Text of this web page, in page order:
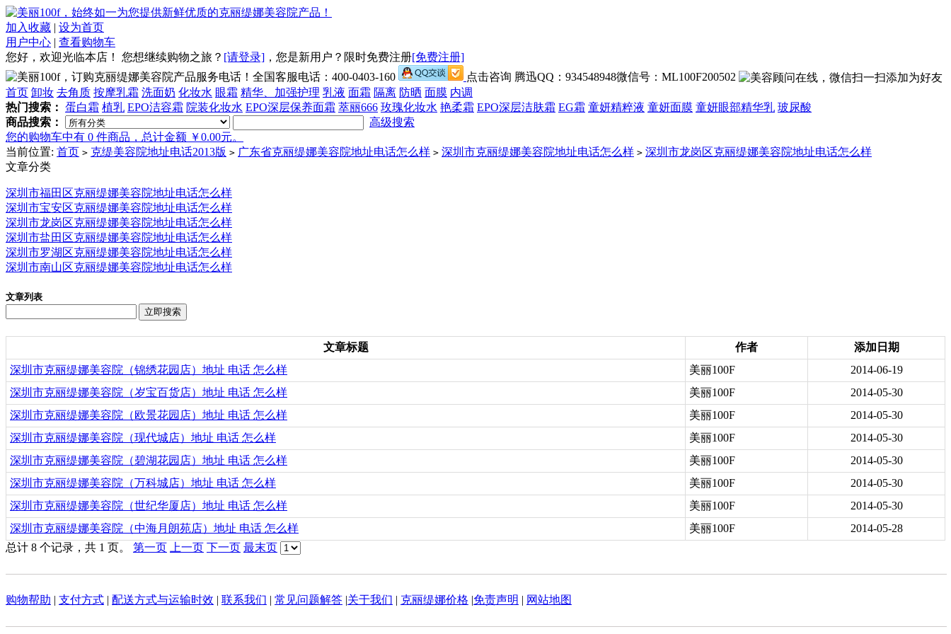
加入收藏 | 设为首页
用户中心 | 查看购物车
您好，欢迎光临本店！ 您想继续购物之旅？ [请登录] ， 您是新用户？限时免费注册[免费注册]
全国客服电话：400-0403-160
点击咨询 腾迅QQ：934548948微信号：ML100F200502
首页 卸妆 去角质 按摩乳霜 洗面奶 化妆水 眼霜 精华、加强护理 乳液 面霜 隔离 防晒 面膜 内调
热门搜索： 蛋白霜 植乳 EPO洁容霜 院装化妆水 EPO深层保养面霜 萃丽666 玫瑰化妆水 艳柔霜 EPO深层洁肤霜 EG霜 童妍精粹液 童妍面膜 童妍眼部精华乳 玻尿酸
商品搜索：
高级搜索
您的购物车中有 0 件商品，总计金额 ￥0.00元。
当前位置: 首页 > 克缇美容院地址电话2013版 > 广东省克丽缇娜美容院地址电话怎么样 > 深圳市克丽缇娜美容院地址电话怎么样 > 深圳市龙岗区克丽缇娜美容院地址电话怎么样
文章分类
深圳市福田区克丽缇娜美容院地址电话怎么样
深圳市宝安区克丽缇娜美容院地址电话怎么样
深圳市龙岗区克丽缇娜美容院地址电话怎么样
深圳市盐田区克丽缇娜美容院地址电话怎么样
深圳市罗湖区克丽缇娜美容院地址电话怎么样
深圳市南山区克丽缇娜美容院地址电话怎么样
文章列表
文章标题 作者
添加日期
深圳市克丽缇娜美容院（锦绣花园店）地址 电话 怎么样
美丽100F
2014-06-19
深圳市克丽缇娜美容院（岁宝百货店）地址 电话 怎么样
美丽100F
2014-05-30
深圳市克丽缇娜美容院（欧景花园店）地址 电话 怎么样
美丽100F
2014-05-30
深圳市克丽缇娜美容院（现代城店）地址 电话 怎么样
美丽100F
2014-05-30
深圳市克丽缇娜美容院（碧湖花园店）地址 电话 怎么样
美丽100F
2014-05-30
深圳市克丽缇娜美容院（万科城店）地址 电话 怎么样
美丽100F
2014-05-30
深圳市克丽缇娜美容院（世纪华厦店）地址 电话 怎么样
美丽100F
2014-05-30
深圳市克丽缇娜美容院（中海月朗苑店）地址 电话 怎么样
美丽100F
2014-05-28
总计 8 个记录，共 1 页。 第一页 上一页 下一页 最末页
购物帮助 | 支付方式 | 配送方式与运输时效 | 联系我们 | 常见问题解答 |关于我们 | 克丽缇娜价格 |免责声明 | 网站地图